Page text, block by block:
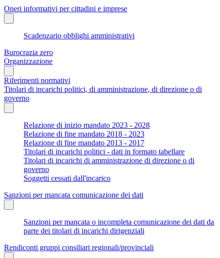
Oneri informativi per cittadini e imprese
Scadenzario obblighi amministrativi
Burocrazia zero
Organizzazione
Riferimenti normativi
Titolari di incarichi politici, di amministrazione, di direzione o di
governo
Relazione di inizio mandato 2023 - 2028
Relazione di fine mandato 2018 - 2023
Relazione di fine mandato 2013 - 2017
Titolari di incarichi politici - dati in formato tabellare
Titolari di incarichi di amministrazione di direzione o di
governo
Soggetti cessati dall'incarico
Sanzioni per mancata comunicazione dei dati
Sanzioni per mancata o incompleta comunicazione dei dati da
parte dei titolari di incarichi dirigenziali
Rendiconti gruppi consiliari regionali/provinciali